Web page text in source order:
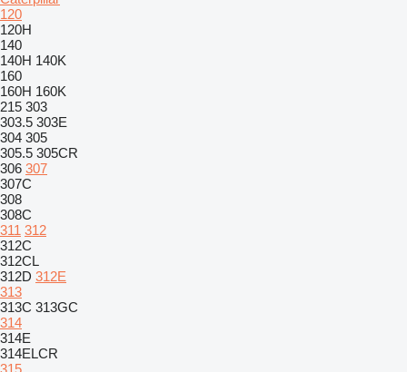
120
120H
140
140H 140K
160
160H 160K
215 303
303.5 303E
304 305
305.5 305CR
306 307
307C
308
308C
311 312
312C
312CL
312D 312E
313
313C 313GC
314
314E
314ELCR
315